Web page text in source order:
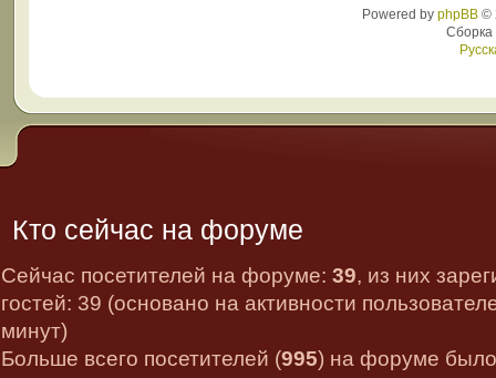
Powered by phpBB©
Кто сейчас на форуме
Сейчас посетителей на форуме: 39, из них
гостей: 39 (основано на активности
минут)
Больше всего посетителей (995) на форуме